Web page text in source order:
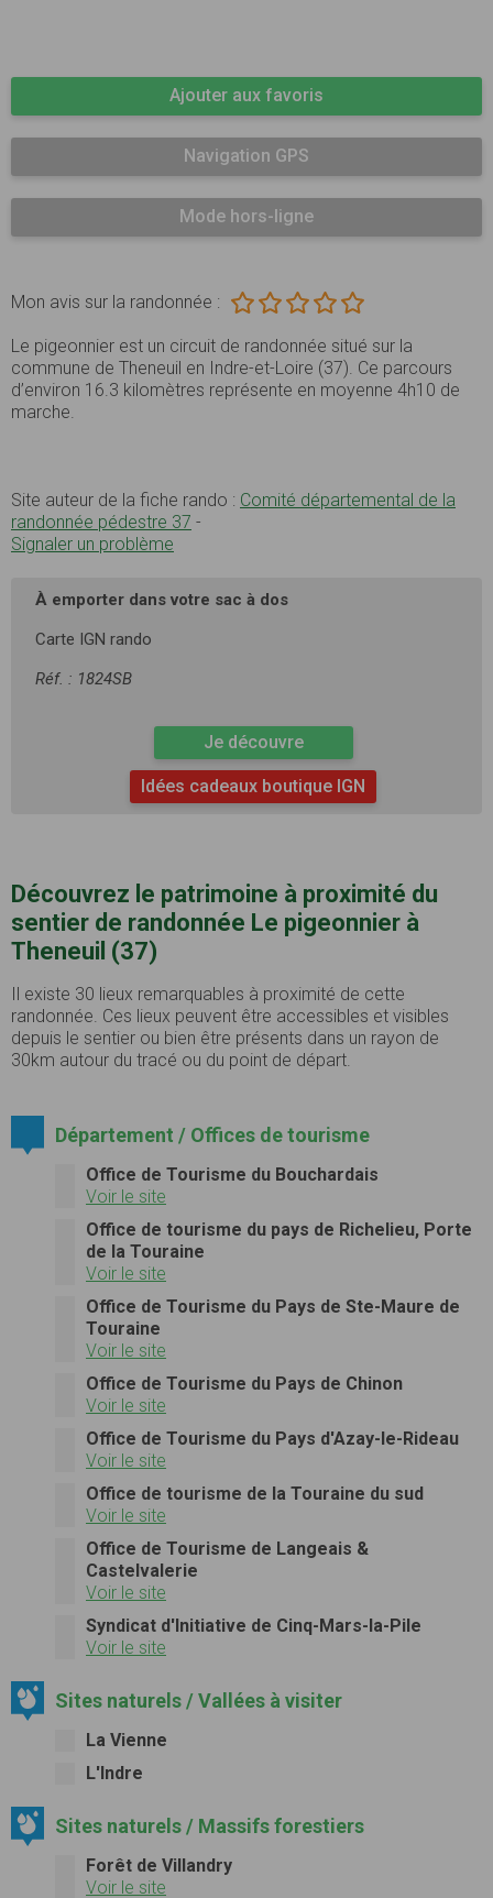
Ajouter aux favoris
Navigation GPS
Mode hors-ligne
Mon avis sur la randonnée :
Le pigeonnier est un circuit de randonnée situé sur la
commune de Theneuil en Indre-et-Loire (37). Ce parcours
d’environ 16.3 kilomètres représente en moyenne 4h10 de
marche.
Site auteur de la fiche rando : Comité départemental de la
randonnée pédestre 37 -
Signaler un problème
À emporter dans votre sac à dos
Carte IGN rando
Réf. : 1824SB
Je découvre
Idées cadeaux boutique IGN
Découvrez le patrimoine à proximité du
sentier de randonnée Le pigeonnier à
Theneuil (37)
Il existe 30 lieux remarquables à proximité de cette
randonnée. Ces lieux peuvent être accessibles et visibles
depuis le sentier ou bien être présents dans un rayon de
30km autour du tracé ou du point de départ.
Département / Offices de tourisme
Office de Tourisme du Bouchardais
Voir le site
Office de tourisme du pays de Richelieu, Porte
de la Touraine
Voir le site
Office de Tourisme du Pays de Ste-Maure de
Touraine
Voir le site
Office de Tourisme du Pays de Chinon
Voir le site
Office de Tourisme du Pays d'Azay-le-Rideau
Voir le site
Office de tourisme de la Touraine du sud
Voir le site
Office de Tourisme de Langeais &
Castelvalerie
Voir le site
Syndicat d'Initiative de Cinq-Mars-la-Pile
Voir le site
Sites naturels / Vallées à visiter
La Vienne
L'Indre
Sites naturels / Massifs forestiers
Forêt de Villandry
Voir le site